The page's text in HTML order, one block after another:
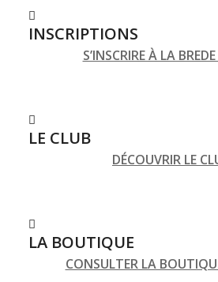
INSCRIPTIONS
S’INSCRIRE À LA
LE CLUB
DÉCOUVRIR LE
LA BOUTIQUE
CONSULTER LA